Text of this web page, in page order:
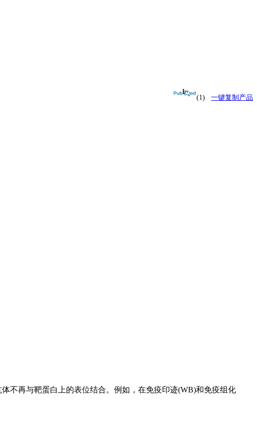
(1) 一键复制产品
不再与靶蛋白上的表位结合。例如，在免疫印迹(WB)和免疫组化